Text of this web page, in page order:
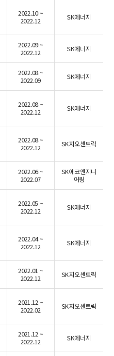
2022.10 ~
2022.12
SK에너지
2022.09 ~
2022.12
SK에너지
2022.08 ~
2022.09
SK에너지
2022.08 ~
2022.12
SK에너지
2022.08 ~
2022.12
SK지오센트릭
2022.06 ~
2022.07
SK에코엔지니
어링
2022.05 ~
2022.12
SK에너지
2022.04 ~
2022.12
SK에너지
2022.01 ~
2022.12
SK지오센트릭
2021.12 ~
2022.02
SK지오센트릭
2021.12 ~
2022.12
SK에너지